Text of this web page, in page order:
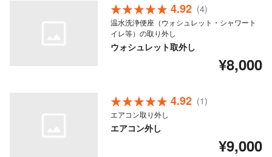
4.92 (4)
温水洗浄便座（ウォシュレット・シャワート
イレ等）の取り外し
ウォシュレット取外し
¥8,000
4.92 (1)
エアコン取り外し
エアコン外し
¥9,000